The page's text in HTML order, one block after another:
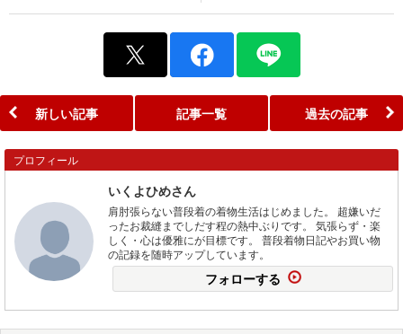
新しい記事 記事一覧 過去の記事
プロフィール
いくよひめさん
肩肘張らない普段着の着物生活はじめました。 超嫌いだ
ったお裁縫までしだす程の熱中ぶりです。 気張らず・楽
しく・心は優雅にが目標です。 普段着物日記やお買い物
の記録を随時アップしています。
フォローする